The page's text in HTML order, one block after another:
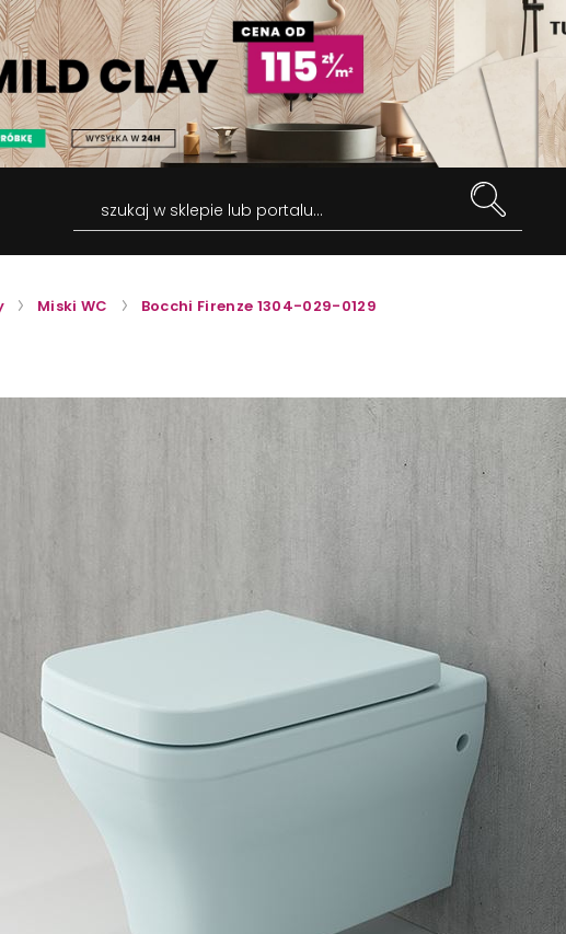
szukaj w sklepie lub portalu...
Miski WC Bocchi Firenze 1304-029-0129